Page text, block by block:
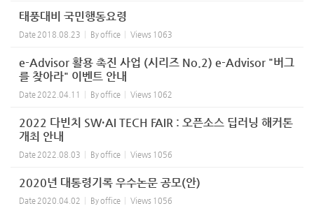
태풍대비 국민행동요령
Date 2018.08.23 Byoffice Views 1063
e-Advisor 활용 촉진 사업 (시리즈 No.2) e-Advisor "버그
를 찾아라" 이벤트 안내
Date 2022.04.11 Byoffice Views 1062
2022 다빈치 SW·AI TECH FAIR : 오픈소스 딥러닝 해커톤
개최 안내
Date 2022.08.03 Byoffice Views 1056
2020년 대통령기록 우수논문 공모(안)
Date 2020.04.02 Byoffice Views 1056